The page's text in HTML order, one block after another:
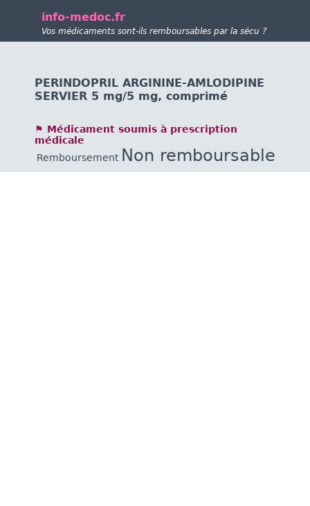
info-medoc.fr
Vos médicaments sont-ils remboursables par la sécu ?
PERINDOPRIL ARGININE-AMLODIPINE
SERVIER 5 mg/5 mg, comprimé
⚑ Médicament soumis à prescription
médicale
Remboursement Non remboursable